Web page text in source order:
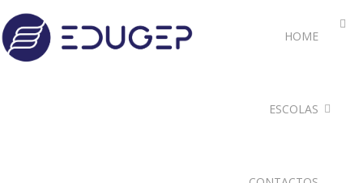
HOME
ESCOLAS